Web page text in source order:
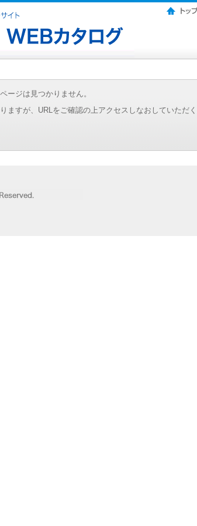
ージは見つかりません。
ますが、URLをご確認の上アクセスしなおしていただ